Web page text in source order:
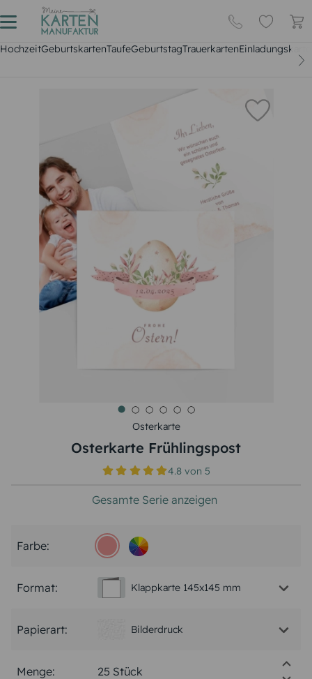
HochzeitGeburtskartenTaufeGeburtstagTrauerkarten
Osterkarte
Osterkarte Frühlingspost
4.8 von5
Gesamte Serie anzeigen
Farbe:
Format: Klappkarte 145x145 mm
Papierart: Bilderdruck
Menge: